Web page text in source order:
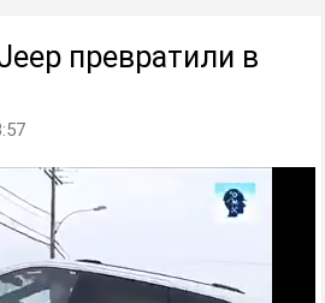
превратили в